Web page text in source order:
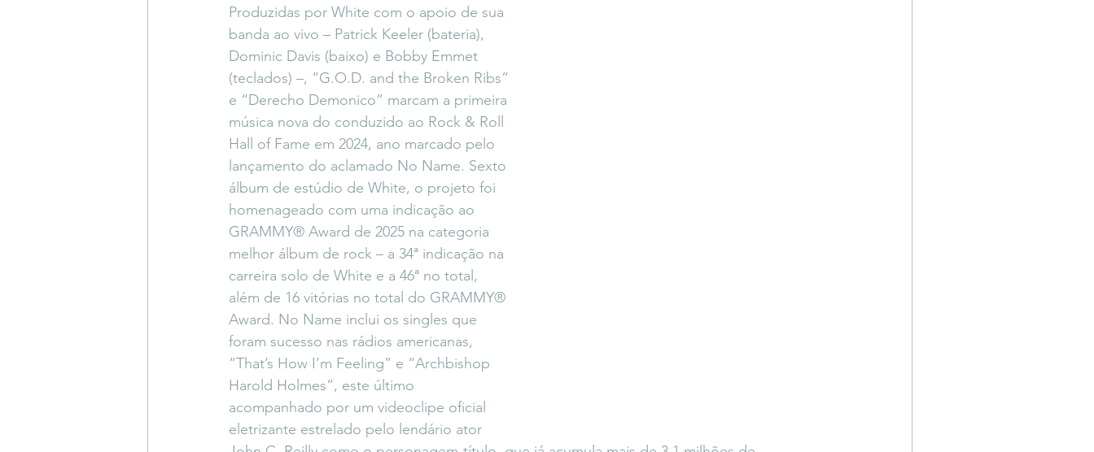
Produzidas por White com o apoio de sua
banda ao vivo – Patrick Keeler (bateria),
Dominic Davis (baixo) e Bobby Emmet
(teclados) –, “G.O.D. and the Broken Ribs”
e “Derecho Demonico” marcam a primeira
música nova do conduzido ao Rock & Roll
Hall of Fame em 2024, ano marcado pelo
lançamento do aclamado No Name. Sexto
álbum de estúdio de White, o projeto foi
homenageado com uma indicação ao
GRAMMY® Award de 2025 na categoria
melhor álbum de rock – a 34ª indicação na
carreira solo de White e a 46ª no total,
além de 16 vitórias no total do GRAMMY®
Award. No Name inclui os singles que
foram sucesso nas rádios americanas,
“That’s How I’m Feeling” e “Archbishop
Harold Holmes”, este último
acompanhado por um videoclipe oficial
eletrizante estrelado pelo lendário ator